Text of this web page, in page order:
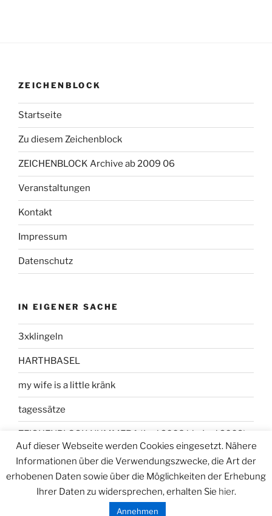
ZEICHENBLOCK
Startseite
Zu diesem Zeichenblock
ZEICHENBLOCK Archive ab 2009 06
Veranstaltungen
Kontakt
Impressum
Datenschutz
IN EIGENER SACHE
3xklingeln
HARTHBASEL
my wife is a little kränk
tagessätze
ZEICHENBLOCK NUMMER 1 (Juni 2008 bis Juni 2009)
Stolz präsentiert von WordPress
Auf dieser Webseite werden Cookies eingesetzt. Nähere
Informationen über die Verwendungszwecke, die Art der
erhobenen Daten sowie über die Möglichkeiten der Erhebung
Ihrer Daten zu widersprechen, erhalten Sie hier.
Annehmen